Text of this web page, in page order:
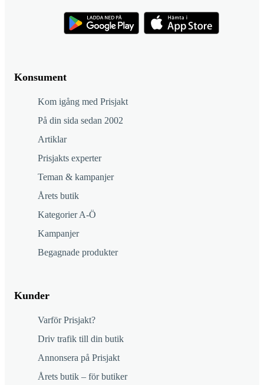
Konsument
Kom igång med Prisjakt
På din sida sedan 2002
Artiklar
Prisjakts experter
Teman & kampanjer
Årets butik
Kategorier A-Ö
Kampanjer
Begagnade produkter
Kunder
Varför Prisjakt?
Driv trafik till din butik
Annonsera på Prisjakt
Årets butik – för butiker